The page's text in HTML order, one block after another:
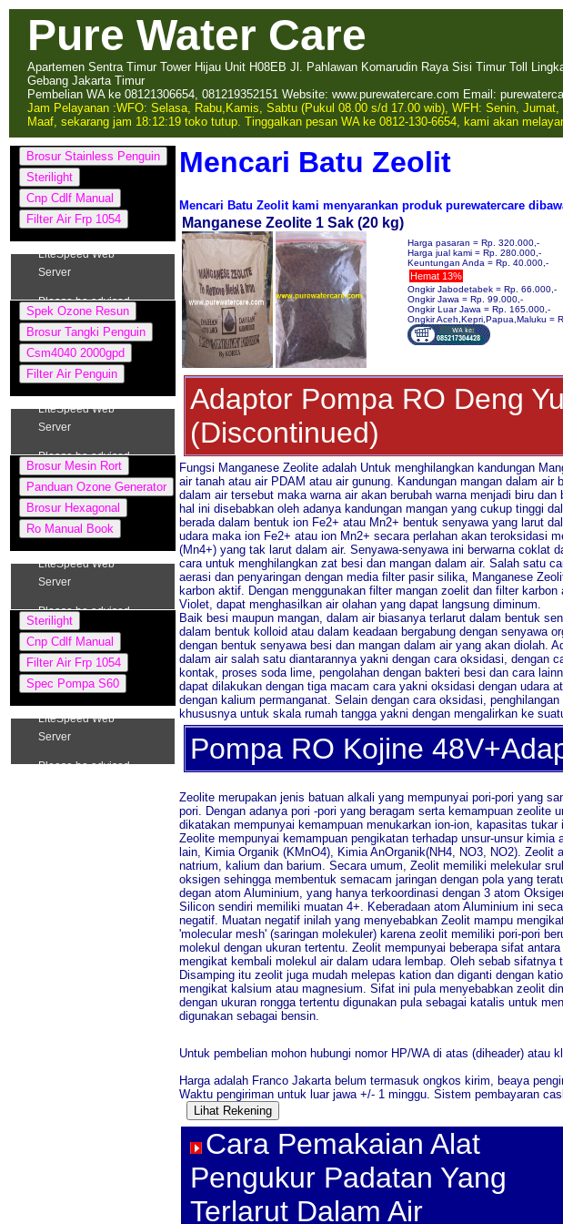
Pure Water Care
Apartemen Sentra Timur Tower Hijau Unit H08EB Jl. Pahlawan Komarudin Raya Sisi Timur Toll
Gebang Jakarta Timur
Pembelian WA ke 08121306654, 081219352151 Website: www.purewatercare.com Email:
Jam Pelayanan :WFO: Selasa, Rabu,Kamis, Sabtu (Pukul 08.00 s/d 17.00 wib), WFH: Senin, Jumat,
Maaf, sekarang jam 18:12:19 toko tutup. Tinggalkan pesan WA ke 0812-130-6654, kami akan
Mencari Batu Zeolit
Mencari Batu Zeolit kami menyarankan produk purewatercare
Manganese Zeolite 1 Sak (20 kg)
Harga pasaran = Rp. 320.000,-
Harga jual kami = Rp. 280.000,-
Keuntungan Anda = Rp. 40.000,-
Hemat 13%
Ongkir Jabodetabek = Rp. 66.000,-
Ongkir Jawa = Rp. 99.000,-
Ongkir Luar Jawa = Rp. 165.000,-
Ongkir Aceh,Kepri,Papua,Maluku =
Adaptor Pompa RO Deng
(Discontinued)
Fungsi Manganese Zeolite adalah Untuk menghilangkan kandungan
air tanah atau air PDAM atau air gunung. Kandungan mangan dalam
dalam air tersebut maka warna air akan berubah warna menjadi biru
hal ini disebabkan oleh adanya kandungan mangan yang cukup tinggi
berada dalam bentuk ion Fe2+ atau Mn2+ bentuk senyawa yang larut
udara maka ion Fe2+ atau ion Mn2+ secara perlahan akan teroksidasi
(Mn4+) yang tak larut dalam air. Senyawa-senyawa ini berwarna coklat
cara untuk menghilangkan zat besi dan mangan dalam air. Salah satu
aerasi dan penyaringan dengan media filter pasir silika, Manganese
karbon aktif. Dengan menggunakan filter mangan zoelit dan filter
Violet, dapat menghasilkan air olahan yang dapat langsung diminum.
Baik besi maupun mangan, dalam air biasanya terlarut dalam bentuk
dalam bentuk kolloid atau dalam keadaan bergabung dengan senyawa
dengan bentuk senyawa besi dan mangan dalam air yang akan diolah.
dalam air salah satu diantarannya yakni dengan cara oksidasi, dengan
kontak, proses soda lime, pengolahan dengan bakteri besi dan cara
dapat dilakukan dengan tiga macam cara yakni oksidasi dengan udara
dengan kalium permanganat. Selain dengan cara oksidasi,
khususnya untuk skala rumah tangga yakni dengan mengalirkan ke
Pompa RO Kojine
Zeolite merupakan jenis batuan alkali yang mempunyai pori-pori yang
pori. Dengan adanya pori -pori yang beragam serta kemampuan zeolite
dikatakan mempunyai kemampuan menukarkan ion-ion, kapasitas
Zeolite mempunyai kemampuan pengikatan terhadap unsur-unsur
lain, Kimia Organik (KMnO4), Kimia AnOrganik(NH4, NO3, NO2).
natrium, kalium dan barium. Secara umum, Zeolit memiliki melekular
oksigen sehingga membentuk semacam jaringan dengan pola yang
degan atom Aluminium, yang hanya terkoordinasi dengan 3 atom
Silicon sendiri memiliki muatan 4+. Keberadaan atom Aluminium ini
negatif. Muatan negatif inilah yang menyebabkan Zeolit mampu
'molecular mesh' (saringan molekuler) karena zeolit memiliki pori-pori
molekul dengan ukuran tertentu. Zeolit mempunyai beberapa sifat
mengikat kembali molekul air dalam udara lembap. Oleh sebab
Disamping itu zeolit juga mudah melepas kation dan diganti dengan
mengikat kalsium atau magnesium. Sifat ini pula menyebabkan zeolit
dengan ukuran rongga tertentu digunakan pula sebagai katalis untuk
digunakan sebagai bensin.
Untuk pembelian mohon hubungi nomor HP/WA di atas (diheader) atau
Harga adalah Franco Jakarta belum termasuk ongkos kirim, beaya
Waktu pengiriman untuk luar jawa +/- 1 minggu. Sistem pembayaran
Cara Pemakaian Alat
Pengukur Padatan Yang
Terlarut Dalam Air